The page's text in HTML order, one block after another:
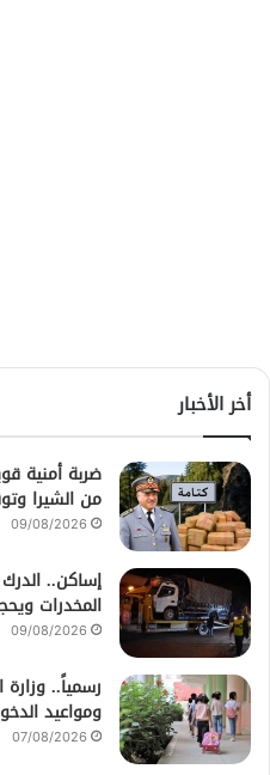
أخر الأخبار
من الشيرا
09/08/2026
إساكن..
المخدرات ويحجز 7 أطنان من
09/08/2026
رسمياً..
ومواعيد الدخول
07/08/2026